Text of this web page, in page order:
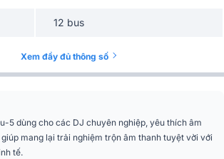
12 bus
preamp recall, -60 đến 0 dBu
+16 dBu (Mic), +30 dBu (TRS)
Xem đầy đủ thông số
5 dùng cho các DJ chuyên nghiệp, yêu thích âm
mang lại trải nghiệm trộn âm thanh tuyệt vời với
tế.